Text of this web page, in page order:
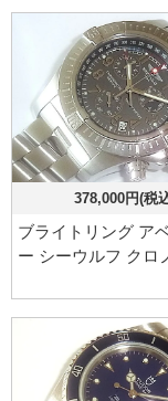
378,000円(税
ブライトリング ア
ー シーウルフ クロ